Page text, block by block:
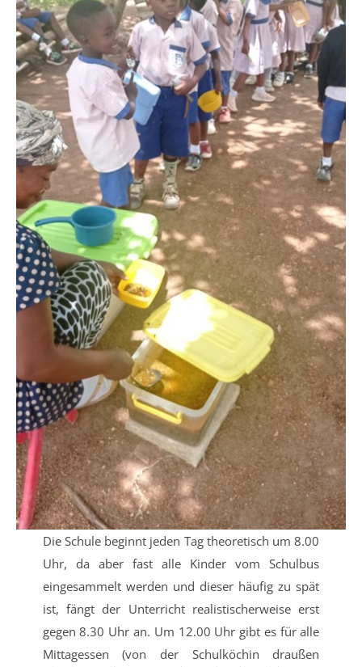
Die Schule beginnt jeden Tag theoretisch um 8.00
Uhr, da aber fast alle Kinder vom Schulbus
eingesammelt werden und dieser häufig zu spät
ist, fängt der Unterricht realistischerweise erst
gegen 8.30 Uhr an. Um 12.00 Uhr gibt es für alle
Mittagessen (von der Schulköchin draußen